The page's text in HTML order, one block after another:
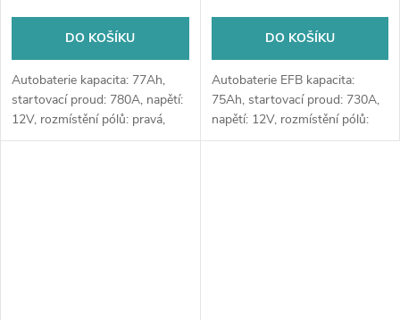
DO KOŠÍKU
Autobaterie kapacita: 77Ah,
startovací proud: 780A, napětí:
12V, rozmístění pólů: pravá,
rozměry: 278 x 175 x 190,
DO KOŠÍKU
Autobaterie EFB kapacita:
75Ah, startovací proud: 730A,
napětí: 12V, rozmístění pólů:
pravá, rozměry: 315 x 175 x